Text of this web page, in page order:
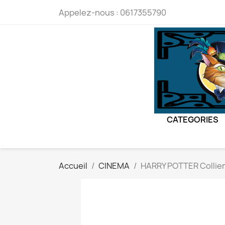
Appelez-nous : 0617355790
CATEGORIES
Accueil CINEMA HARRY POTTER